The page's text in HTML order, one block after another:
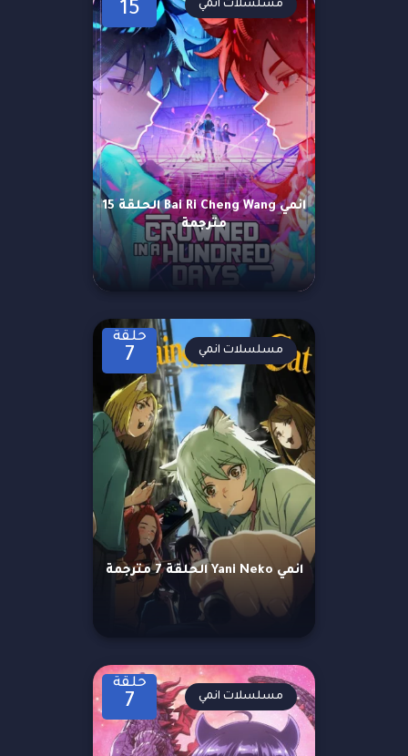
15
انمي Bai Ri Cheng Wang الحلقة 15
مترجمة
مسلسلات انمي
حلقة
7
انمي Yani Neko الحلقة 7 مترجمة
مسلسلات انمي
حلقة
7 مسلسلات انمي